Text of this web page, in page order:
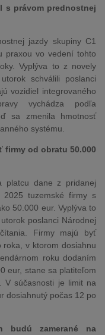
s právom prednostnej
jazdy skupiny C1
praxou vo vedení tohto
Vyplýva to z novely
schválili poslanci
vozidiel integrovaného
vychádza podľa
sa zmenila hmotnosť
systému.
firmy od obratu 50.000
platcu dane z pridanej
tuzemské firmy s
50.000 eur. Vyplýva to
poslanci Národnej
Firmy majú byť
roka, v ktorom dosiahnu
roku dodaním
eur, stane sa platiteľom
V súčasnosti je limit na
dosiahnutý počas 12 po
budú zamerané na